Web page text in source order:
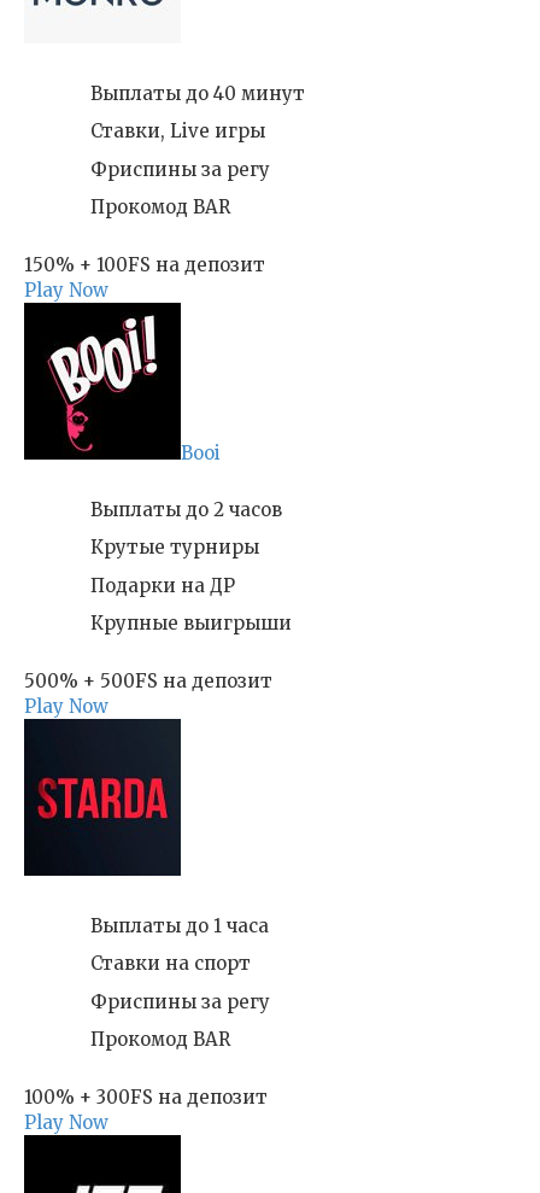
Выплаты до 40 минут
Ставки, Live игры
Фриспины за регу
Прокомод BAR
150% + 100FS на депозит
Play Now
Booi
Выплаты до 2 часов
Крутые турниры
Подарки на ДР
Крупные выигрыши
500% + 500FS на депозит
Play Now
Выплаты до 1 часа
Ставки на спорт
Фриспины за регу
Прокомод BAR
100% + 300FS на депозит
Play Now